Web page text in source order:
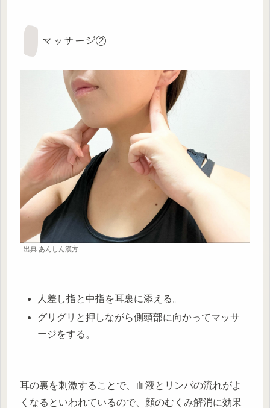
マッサージ②
出典:あんしん漢方
人差し指と中指を耳裏に添える。
グリグリと押しながら側頭部に向かってマッサ
ージをする。
耳の裏を刺激することで、血液とリンパの流れがよ
くなるといわれているので、顔のむくみ解消に効果